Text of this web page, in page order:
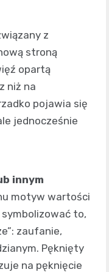
z
stroną
opartą
niż na
pojawia się
jednocześnie
innym
motyw wartości
to,
zaufanie,
Pęknięty
na pęknięcie